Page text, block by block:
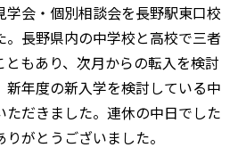
会・個別相談会を長野駅東口校
。長野県内の中学校と高校で三者
ともあり、次月からの転入を検討
新年度の新入学を検討している中
だきました。連休の中日でした
がとうございました。